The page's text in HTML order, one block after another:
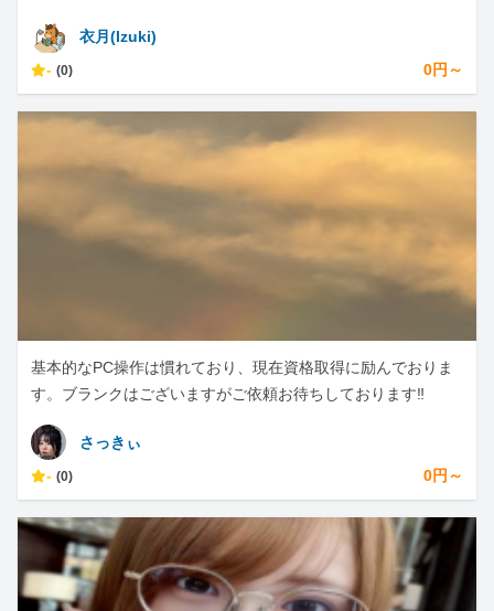
衣月(Izuki)
- (0) 0円～
基本的なPC操作は慣れており、現在資格取得に励んでおりま
す。ブランクはございますがご依頼お待ちしております‼️
さっきぃ
- (0) 0円～